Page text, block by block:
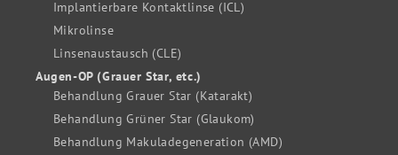
Implantierbare Kontaktlinse (ICL)
Mikrolinse
Linsenaustausch (CLE)
Augen-OP (Grauer Star, etc.)
Behandlung Grauer Star (Katarakt)
Behandlung Grüner Star (Glaukom)
Behandlung Makuladegeneration (AMD)